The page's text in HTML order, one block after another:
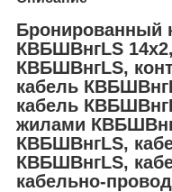
Бронированный
КВБШВнгLS
КВБШВнгLS,
кабель
кабель
жилами
КВБШВнгLS,
КВБШВнгLS,
кабельно-